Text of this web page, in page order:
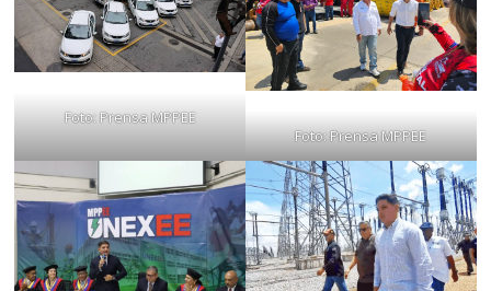
Foto: Prensa MPPEE
Foto: Prensa MPPEE